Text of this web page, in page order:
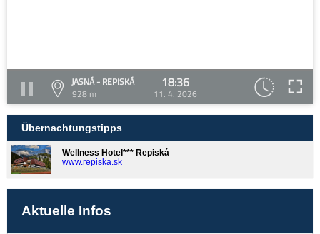
JASNÁ - REPISKÁ
928 m
18:36
11. 4. 2026
Übernachtungstipps
Wellness Hotel*** Repiská
www.repiska.sk
Aktuelle Infos